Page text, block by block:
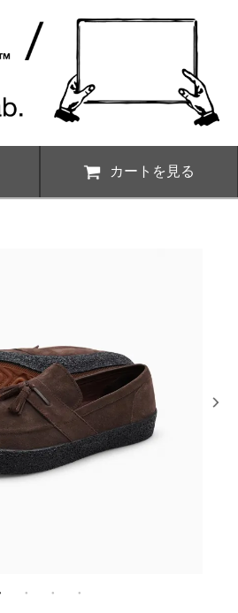
カートを見る